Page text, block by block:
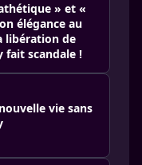
» et «
élégance au
libération de
fait scandale !
vie sans